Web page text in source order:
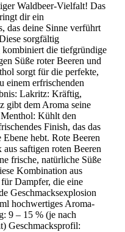
Waldbeer-Vielfalt! Das
dir ein
das deine Sinne verführt
sorgfältig
die tiefgründige
Süße roter Beeren und
sorgt für die perfekte,
einem erfrischenden
Lakritz: Kräftig,
gibt dem Aroma seine
Menthol: Kühlt den
Finish, das das
Ebene hebt. Rote Beeren
saftigen roten Beeren
frische, natürliche Süße
Kombination aus
Dampfer, die eine
Geschmacksexplosion
hochwertiges Aroma-
9 – 15 % (je nach
Geschmacksprofil: